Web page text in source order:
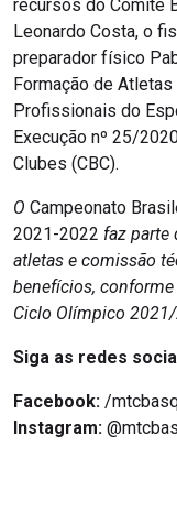
recursos do Comitê
Leonardo Costa, o
preparador físico
Formação de
Profissionais do
Execução nº 25/
Clubes (CBC).
O Campeonato
2021-2022 faz parte
atletas e comissão
benefícios,
Ciclo Olímpico 2021/
Siga as redes
Facebook: /
Instagram: